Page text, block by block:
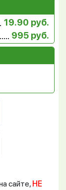
19.90 руб.
995 руб.
сайте, НЕ